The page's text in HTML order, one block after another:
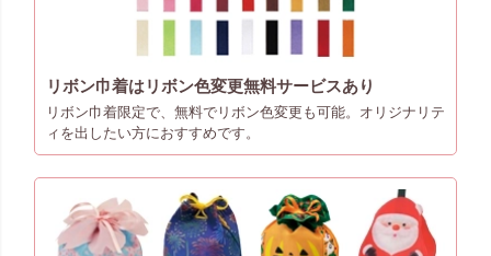
リボン巾着はリボン色変更無料サービスあり
リボン巾着限定で、無料でリボン色変更も可能。オリジナリテ
ィを出したい方におすすめです。